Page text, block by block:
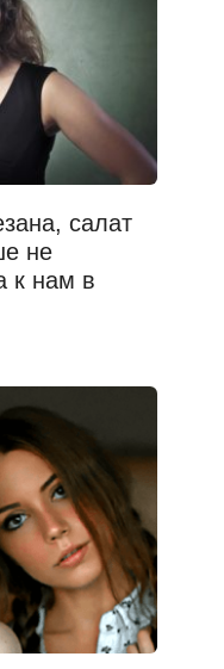
салат
не
к нам в